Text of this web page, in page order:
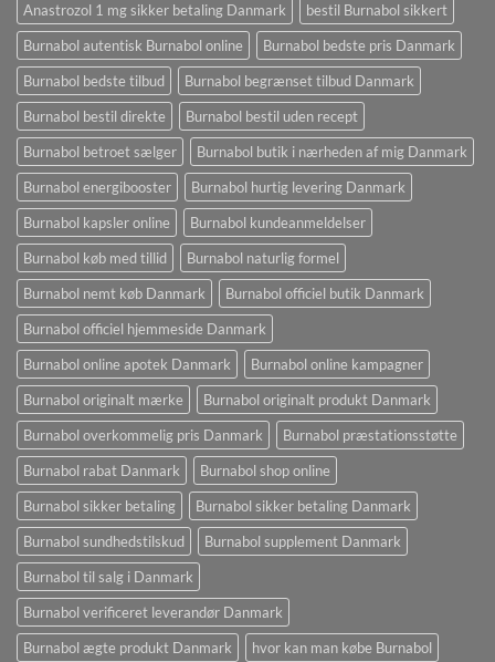
Anastrozol 1 mg sikker betaling Danmark
bestil Burnabol sikkert
Burnabol autentisk Burnabol online
Burnabol bedste pris Danmark
Burnabol bedste tilbud
Burnabol begrænset tilbud Danmark
Burnabol bestil direkte
Burnabol bestil uden recept
Burnabol betroet sælger
Burnabol butik i nærheden af ​​mig Danmark
Burnabol energibooster
Burnabol hurtig levering Danmark
Burnabol kapsler online
Burnabol kundeanmeldelser
Burnabol køb med tillid
Burnabol naturlig formel
Burnabol nemt køb Danmark
Burnabol officiel butik Danmark
Burnabol officiel hjemmeside Danmark
Burnabol online apotek Danmark
Burnabol online kampagner
Burnabol originalt mærke
Burnabol originalt produkt Danmark
Burnabol overkommelig pris Danmark
Burnabol præstationsstøtte
Burnabol rabat Danmark
Burnabol shop online
Burnabol sikker betaling
Burnabol sikker betaling Danmark
Burnabol sundhedstilskud
Burnabol supplement Danmark
Burnabol til salg i Danmark
Burnabol verificeret leverandør Danmark
Burnabol ægte produkt Danmark
hvor kan man købe Burnabol